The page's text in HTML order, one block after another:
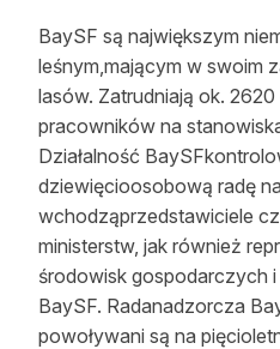
BaySF są największym
leśnym,mającym w swoim
lasów. Zatrudniają ok.
pracowników na
Działalność
dziewięcioosobową radę
wchodząprzedstawiciele
ministerstw, jak również
środowisk gospodarczych i
BaySF. Radanadzorcza
powoływani są na